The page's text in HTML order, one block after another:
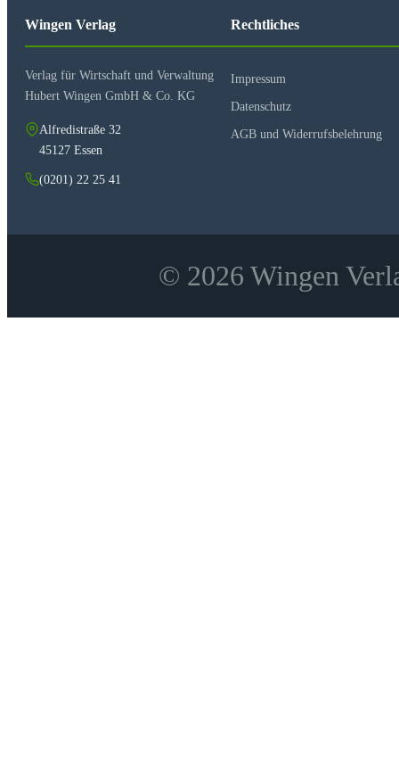
Wingen Verlag
Verlag für Wirtschaft und Verwaltung
Hubert Wingen GmbH & Co. KG
Alfredistraße 32
45127 Essen
(0201) 22 25 41
Rechtliches
Impressum
Datenschutz
AGB und Widerrufsbelehrung
© 2026 Wingen